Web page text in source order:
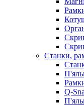
Станки,
Q-